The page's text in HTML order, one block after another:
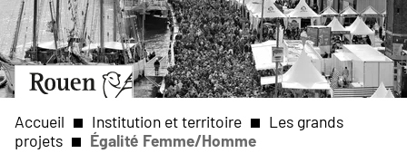
Aller
au
contenu
principal
Aller
à
la
page
d’accueil
Slide
of
1
Accueil Institution et territoire
Les grands
projets
Égalité Femme/Homme